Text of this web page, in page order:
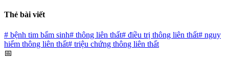
Thẻ bài viết
# bệnh tim bẩm sinh# thông liên thất# điều trị thông liên thất# nguy
hiểm thông liên thất# triệu chứng thông liên thất
📅